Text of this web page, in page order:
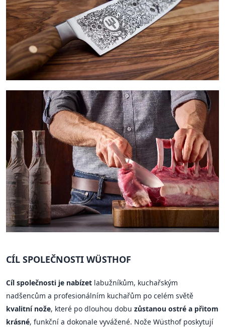
CÍL SPOLEČNOSTI WÜSTHOF
Cíl společnosti je nabízet labužníkům, kuchařským
nadšencům a profesionálním kuchařům po celém světě
kvalitní nože, které po dlouhou dobu zůstanou ostré a přitom
krásné, funkční a dokonale vyvážené. Nože Wüsthof poskytují